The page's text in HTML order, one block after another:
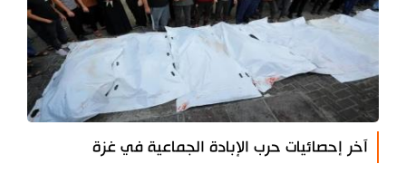
آخر إحصائيات حرب الإبادة الجماعية في غزة